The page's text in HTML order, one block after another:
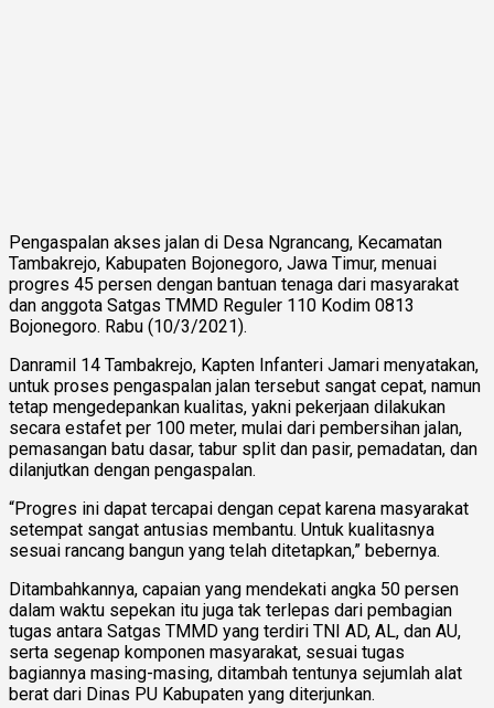
Pengaspalan akses jalan di Desa Ngrancang, Kecamatan
Tambakrejo, Kabupaten Bojonegoro, Jawa Timur, menuai
progres 45 persen dengan bantuan tenaga dari masyarakat
dan anggota Satgas TMMD Reguler 110 Kodim 0813
Bojonegoro. Rabu (10/3/2021).
Danramil 14 Tambakrejo, Kapten Infanteri Jamari menyatakan,
untuk proses pengaspalan jalan tersebut sangat cepat, namun
tetap mengedepankan kualitas, yakni pekerjaan dilakukan
secara estafet per 100 meter, mulai dari pembersihan jalan,
pemasangan batu dasar, tabur split dan pasir, pemadatan, dan
dilanjutkan dengan pengaspalan.
“Progres ini dapat tercapai dengan cepat karena masyarakat
setempat sangat antusias membantu. Untuk kualitasnya
sesuai rancang bangun yang telah ditetapkan,” bebernya.
Ditambahkannya, capaian yang mendekati angka 50 persen
dalam waktu sepekan itu juga tak terlepas dari pembagian
tugas antara Satgas TMMD yang terdiri TNI AD, AL, dan AU,
serta segenap komponen masyarakat, sesuai tugas
bagiannya masing-masing, ditambah tentunya sejumlah alat
berat dari Dinas PU Kabupaten yang diterjunkan.